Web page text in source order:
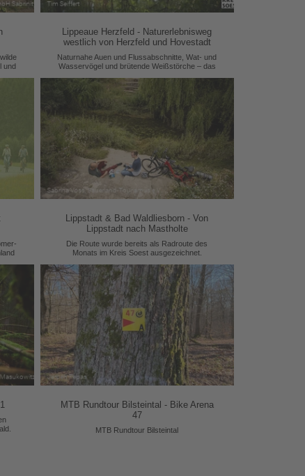
und
Lippeaue Herzfeld - Naturerlebnisweg
westlich von Herzfeld und Hovestadt
Naturnahe Auen und Flussabschnitte, Wat- und
Wasservögel und brütende Weißstörche – das
Lippstadt & Bad Waldliesborn - Von
Lippstadt nach Mastholte
Die Route wurde bereits als Radroute des
Monats im Kreis Soest ausgezeichnet.
MTB Rundtour Bilsteintal - Bike Arena
47
MTB Rundtour Bilsteintal